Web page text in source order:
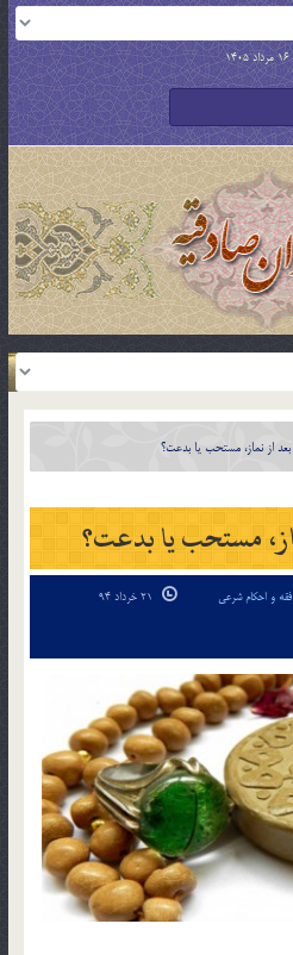
از نماز، مستحب یا بدعت؟
مستحب یا بدعت؟
فقه و احکام شرعی